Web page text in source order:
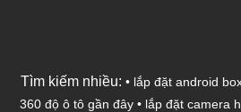
Tìm kiếm nhiều: • lắp đặt android
360 độ ô tô gần đây • lắp đặt camera